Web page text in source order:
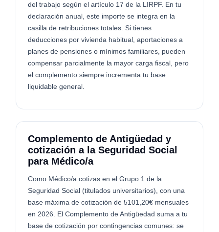
del trabajo según el artículo 17 de la LIRPF. En tu
declaración anual, este importe se integra en la
casilla de retribuciones totales. Si tienes
deducciones por vivienda habitual, aportaciones a
planes de pensiones o mínimos familiares, pueden
compensar parcialmente la mayor carga fiscal, pero
el complemento siempre incrementa tu base
liquidable general.
Complemento de Antigüedad y
cotización a la Seguridad Social
para Médico/a
Como Médico/a cotizas en el Grupo 1 de la
Seguridad Social (titulados universitarios), con una
base máxima de cotización de 5101,20€ mensuales
en 2026. El Complemento de Antigüedad suma a tu
base de cotización por contingencias comunes: se